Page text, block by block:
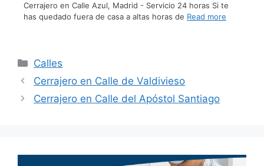
Cerrajero en Calle Azul, Madrid - Servicio 24 horas Si te
has quedado fuera de casa a altas horas de Read more
Calles
Cerrajero en Calle de Valdivieso
Cerrajero en Calle del Apóstol Santiago